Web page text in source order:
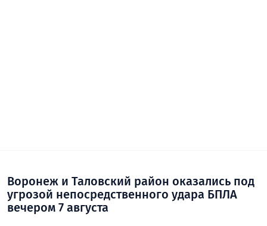
Воронеж и Таловский район оказались под
угрозой непосредственного удара БПЛА
вечером 7 августа